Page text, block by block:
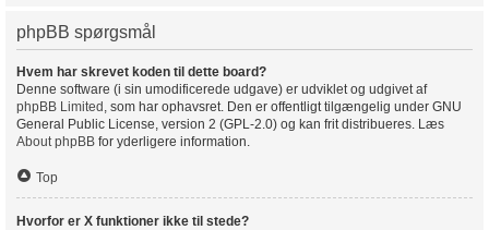
phpBB spørgsmål
Hvem har skrevet koden til dette board?
Denne software (i sin umodificerede udgave) er udviklet og udgivet af
phpBB Limited , som har ophavsret. Den er offentligt tilgængelig under GNU
General Public License, version 2 (GPL-2.0) og kan frit distribueres. Læs
About phpBB for yderligere information.
Top
Hvorfor er X funktioner ikke til stede?